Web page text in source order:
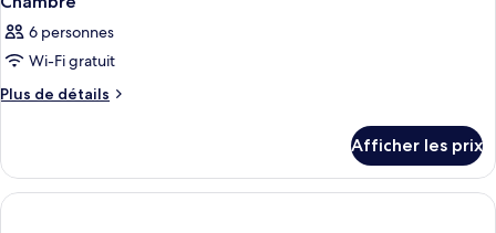
6 personnes
Wi-Fi gratuit
Plus de détails
Plus
Chambre
Afficher les prix